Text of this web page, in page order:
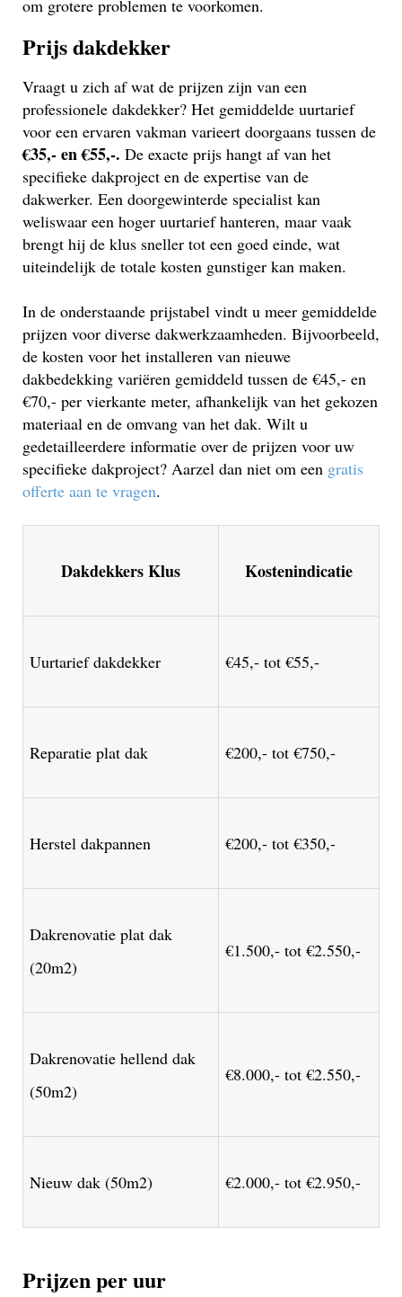
om grotere problemen te voorkomen.
Prijs dakdekker
Vraagt u zich af wat de prijzen zijn van een
professionele dakdekker? Het gemiddelde uurtarief
voor een ervaren vakman varieert doorgaans tussen de
€35,- en €55,-. De exacte prijs hangt af van het
specifieke dakproject en de expertise van de
dakwerker. Een doorgewinterde specialist kan
weliswaar een hoger uurtarief hanteren, maar vaak
brengt hij de klus sneller tot een goed einde, wat
uiteindelijk de totale kosten gunstiger kan maken.
In de onderstaande prijstabel vindt u meer gemiddelde
prijzen voor diverse dakwerkzaamheden. Bijvoorbeeld,
de kosten voor het installeren van nieuwe
dakbedekking variëren gemiddeld tussen de €45,- en
€70,- per vierkante meter, afhankelijk van het gekozen
materiaal en de omvang van het dak. Wilt u
gedetailleerdere informatie over de prijzen voor uw
specifieke dakproject? Aarzel dan niet om een gratis
offerte aan te vragen.
Dakdekkers Klus Kostenindicatie
Uurtarief dakdekker €45,- tot €55,-
Reparatie plat dak €200,- tot €750,-
Herstel dakpannen €200,- tot €350,-
Dakrenovatie plat dak
(20m2)
€1.500,- tot €2.550,-
Dakrenovatie hellend dak
(50m2)
€8.000,- tot €2.550,-
Nieuw dak (50m2) €2.000,- tot €2.950,-
Prijzen per uur